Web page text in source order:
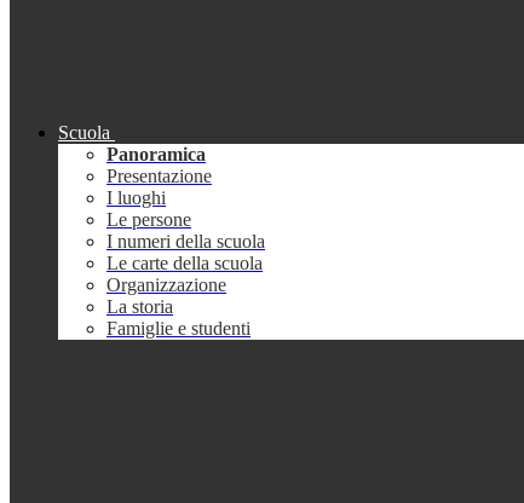
Scuola
Panoramica
Presentazione
I luoghi
Le persone
I numeri della scuola
Le carte della scuola
Organizzazione
La storia
Famiglie e studenti